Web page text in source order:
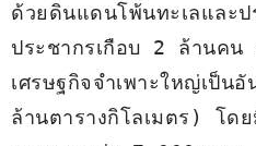
ด้วยดินแดนโพ้นทะเลและ
ประชากรเกือบ 2 ล้านคน
เศรษฐกิจจำเพาะใหญ่เป็
ล้านตารางกิโลเมตร) โด